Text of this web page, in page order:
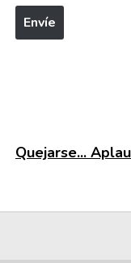
Quejarse...